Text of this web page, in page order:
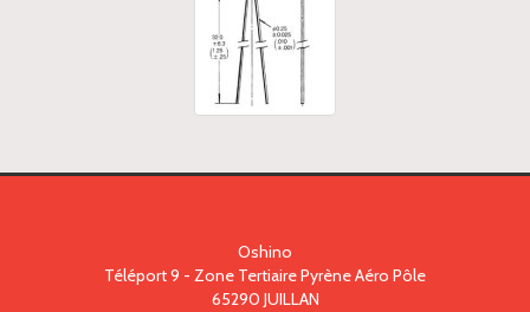
Oshino
Téléport 9 - Zone Tertiaire Pyrène Aéro Pôle
65290 JUILLAN